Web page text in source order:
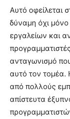
Αυτό οφείλεται
δύναμη όχι
εργαλείων και
ανταγωνισμό
αυτό τον τομέα.
από πολλούς
απίστευτα